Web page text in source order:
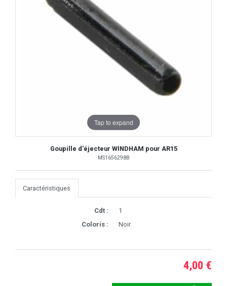
Tap to expand
Goupille d'éjecteur WINDHAM pour AR15
MS1656298B
Caractéristiques
Cdt :
1
Coloris :
Noir
4,00 €